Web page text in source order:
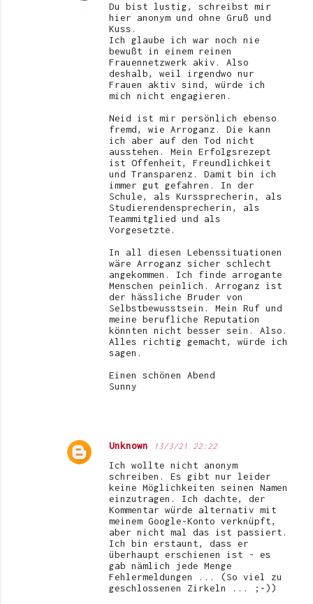
Du bist lustig, schreibst mir
hier anonym und ohne Gruß und
Kuss.
Ich glaube ich war noch nie
bewußt in einem reinen
Frauennetzwerk akiv. Also
deshalb, weil irgendwo nur
Frauen aktiv sind, würde ich
mich nicht engagieren.
Neid ist mir persönlich ebenso
fremd, wie Arroganz. Die kann
ich aber auf den Tod nicht
ausstehen. Mein Erfolgsrezept
ist Offenheit, Freundlichkeit
und Transparenz. Damit bin ich
immer gut gefahren. In der
Schule, als Kurssprecherin, als
Studierendensprecherin, als
Teammitglied und als
Vorgesetzte.
In all diesen Lebenssituationen
wäre Arroganz sicher schlecht
angekommen. Ich finde arrogante
Menschen peinlich. Arroganz ist
der hässliche Bruder von
Selbstbewusstsein. Mein Ruf und
meine berufliche Reputation
könnten nicht besser sein. Also.
Alles richtig gemacht, würde ich
sagen.
Einen schönen Abend
Sunny
Unknown 13/3/21 22:22
Ich wollte nicht anonym
schreiben. Es gibt nur leider
keine Möglichkeiten seinen Namen
einzutragen. Ich dachte, der
Kommentar würde alternativ mit
meinem Google-Konto verknüpft,
aber nicht mal das ist passiert.
Ich bin erstaunt, dass er
überhaupt erschienen ist - es
gab nämlich jede Menge
Fehlermeldungen ... (So viel zu
geschlossenen Zirkeln ... ;-))